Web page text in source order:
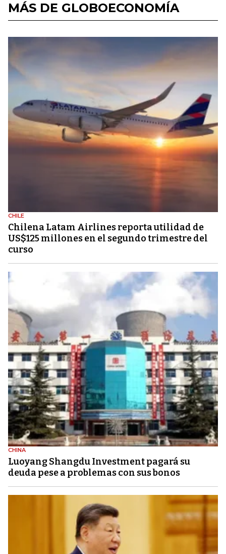
MÁS DE GLOBOECONOMÍA
CHILE
Chilena Latam Airlines reporta utilidad de
US$125 millones en el segundo trimestre del
curso
CHINA
Luoyang Shangdu Investment pagará su
deuda pese a problemas con sus bonos